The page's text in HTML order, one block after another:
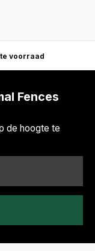
voorraad
Fences
de hoogte te